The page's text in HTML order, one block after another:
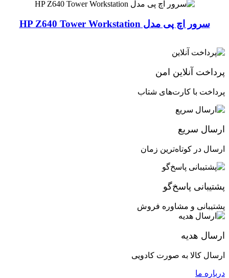
سرور اچ پی مدل HP Z640 Tower Workstation
پرداخت آنلاین امن
پرداخت با کارت‌های شتاب
ارسال سریع
ارسال در کوتاه‌ترین زمان
پشتیبانی پاسخ‌گو
پشتیبانی و مشاوره فروش
ارسال هدیه
ارسال کالا به صورت کادویی
درباره ما